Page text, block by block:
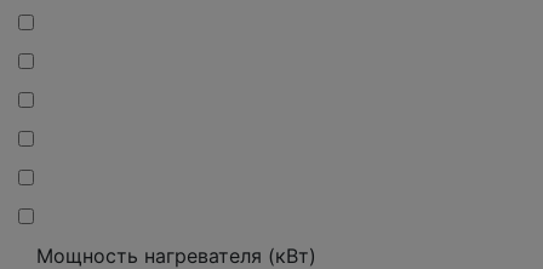
Мощность нагревателя (кВт)